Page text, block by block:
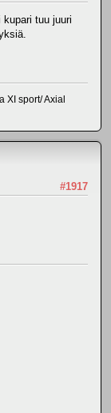
tuu juuri
XI sport/ Axial
#1917